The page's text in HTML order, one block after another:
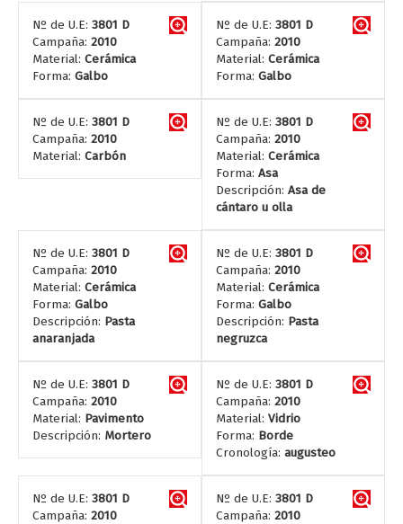
Nº de U.E: 3801 D
Campaña: 2010
Material: Cerámica
Forma: Galbo
Nº de U.E: 3801 D
Campaña: 2010
Material: Cerámica
Forma: Galbo
Nº de U.E: 3801 D
Campaña: 2010
Material: Carbón
Nº de U.E: 3801 D
Campaña: 2010
Material: Cerámica
Forma: Asa
Descripción: Asa de
cántaro u olla
Nº de U.E: 3801 D
Campaña: 2010
Material: Cerámica
Forma: Galbo
Descripción: Pasta
anaranjada
Nº de U.E: 3801 D
Campaña: 2010
Material: Cerámica
Forma: Galbo
Descripción: Pasta
negruzca
Nº de U.E: 3801 D
Campaña: 2010
Material: Pavimento
Descripción: Mortero
Nº de U.E: 3801 D
Campaña: 2010
Material: Vidrio
Forma: Borde
Cronología: augusteo
Nº de U.E: 3801 D
Campaña: 2010
Nº de U.E: 3801 D
Campaña: 2010